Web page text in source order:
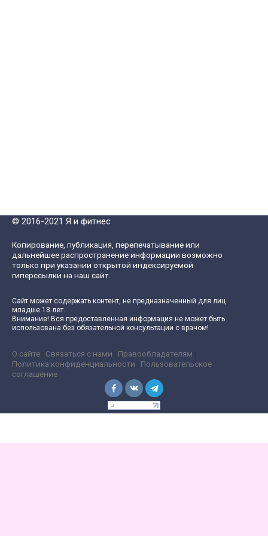
© 2016-2021 Я и фитнес
Копирование, публикация, перепечатывание или
дальнейшее распространение информации возможно
только при указании открытой индексируемой
гиперссылки на наш сайт.
Сайт может содержать контент, не предназначенный для лиц
младше 18 лет.
Внимание! Вся предоставленная информация не может быть
использована без обязательной консультации с врачом!
О сайте | Связаться с нами | Правообладателям |
Политика конфиденциальности | Пользовательское
соглашение